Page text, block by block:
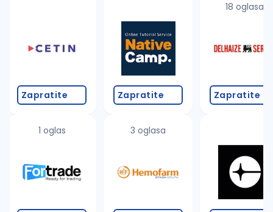
Zapratite
1 oglas
Zapratite
3 oglasa
18 oglasa
Zapratite